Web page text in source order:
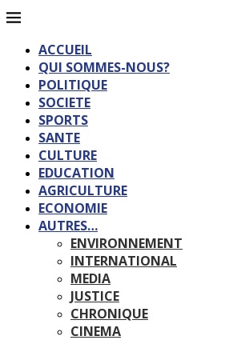
ACCUEIL
QUI SOMMES-NOUS?
POLITIQUE
SOCIETE
SPORTS
SANTE
CULTURE
EDUCATION
AGRICULTURE
ECONOMIE
AUTRES…
ENVIRONNEMENT
INTERNATIONAL
MEDIA
JUSTICE
CHRONIQUE
CINEMA